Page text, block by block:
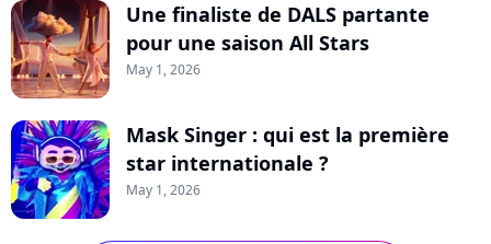
Une finaliste de DALS partante
pour une saison All Stars
May 1, 2026
Mask Singer : qui est la première
star internationale ?
May 1, 2026